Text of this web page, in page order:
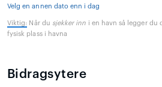
Velg en annen dato enn i dag
Viktig: Når du sjekker inn i en havn så legger du
fysisk plass i havna
Bidragsytere